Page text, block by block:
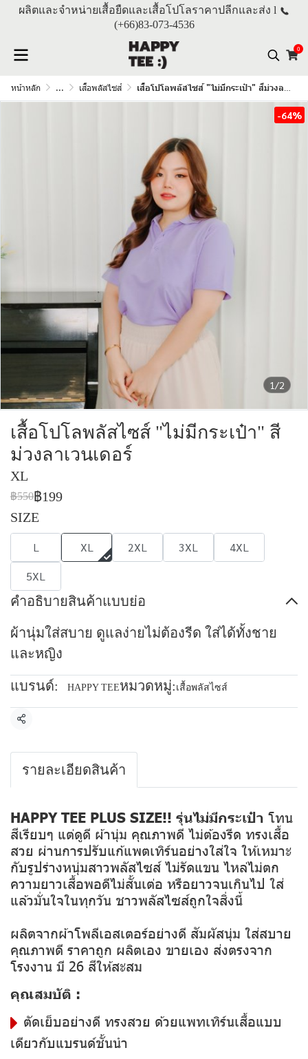
ผลิตและจำหน่ายเสื้อยืดและเสื้อโปโลราคาปลีกและส่ง l
(+66)83-073-4536
0
หน้าหลัก ... เสื้อพลัสไซส์ เสื้อโปโลพลัสไซส์ "ไม่มีกระเป๋า" สีม่วงลาเวนเดอร์
1/2
-64%
เสื้อโปโลพลัสไซส์ "ไม่มีกระเป๋า" สี
ม่วงลาเวนเดอร์
XL
฿550฿199
SIZE
L XL 2XL 3XL
4XL
5XL
คำอธิบายสินค้าแบบย่อ
ผ้านุ่มใส่สบาย ดูแลง่ายไม่ต้องรีด ใส่ได้ทั้งชาย
และหญิง
แบรนด์: HAPPY TEEหมวดหมู่: เสื้อพลัสไซส์
แชร์
รายละเอียดสินค้า
HAPPY TEE PLUS SIZE!! รุ่นไม่มีกระเป๋า โทน
สีเรียบๆ แต่ดูดี ผ้านุ่ม คุณภาพดี ไม่ต้องรีด ทรงเสื้อ
สวย ผ่านการปรับแก้แพตเทิร์นอย่างใส่ใจ ให้เหมาะ
กับรูปร่างหนุ่มสาวพลัสไซส์ ไม่รัดแขน ไหล่ไม่ตก
ความยาวเสื้อพอดีไม่สั้นเต่อ หรือยาวจนเกินไป ใส่
แล้วมั่นใจในทุกวัน ชาวพลัสไซส์ถูกใจสิ่งนี้
ผลิตจากผ้าโพลีเอสเตอร์อย่างดี สัมผัสนุ่ม ใส่สบาย
คุณภาพดี ราคาถูก ผลิตเอง ขายเอง ส่งตรงจาก
โรงงาน มี 26 สีให้สะสม
คุณสมบัติ :
ตัดเย็บอย่างดี ทรงสวย ด้วยแพทเทิร์นเสื้อแบบ
เดียวกับแบรนด์ชั้นนำ